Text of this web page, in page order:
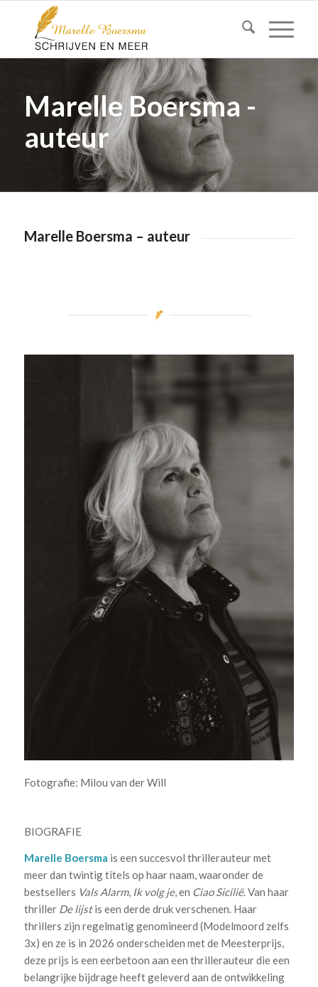
Marelle Boersma -
auteur
Marelle Boersma – auteur
Fotografie: Milou van der Will
BIOGRAFIE
Marelle Boersma is een succesvol thrillerauteur met
meer dan twintig titels op haar naam, waaronder de
bestsellers Vals Alarm, Ik volg je, en Ciao Sicilië. Van haar
thriller De lijstis een derde druk verschenen. Haar
thrillers zijn regelmatig genomineerd (Modelmoord zelfs
3x) en ze is in 2026 onderscheiden met de Meesterprijs,
deze prijs is een eerbetoon aan een thrillerauteur die een
belangrijke bijdrage heeft geleverd aan de ontwikkeling